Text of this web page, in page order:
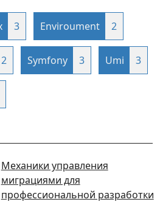
3 Enviroument 2
2 Symfony 3 Umi 3
Механики управления
миграциями для
профессиональной разработки